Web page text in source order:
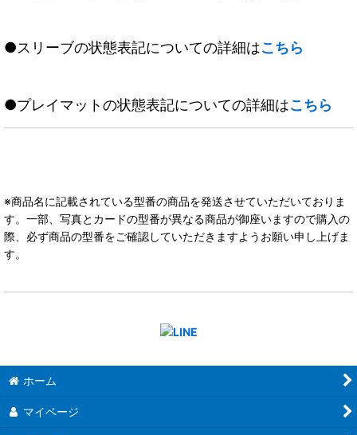
●スリーブの状態表記についての詳細はこちら
●プレイマットの状態表記についての詳細はこちら
※商品名に記載されている型番の商品を発送させていただいておりま
す。一部、写真とカードの型番が異なる商品が御座いますので購入の
際、必ず商品の型番をご確認していただきますようお願い申し上げま
す。
ホーム
マイページ